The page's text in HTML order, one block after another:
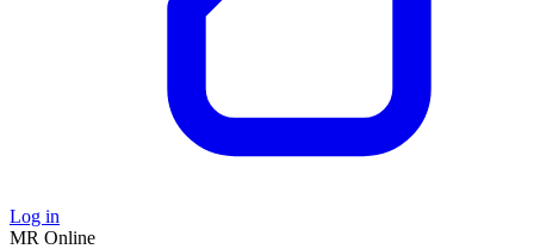
Log in
MR Online